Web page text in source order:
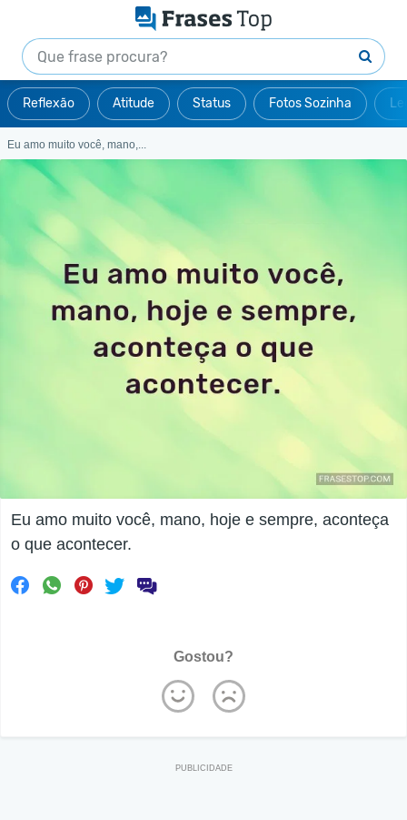
Reflexão Atitude Status Fotos Sozinha
Eu amo muito você, mano,...
Eu amo muito você, mano, hoje e sempre, aconteça
o que acontecer.
Gostou?